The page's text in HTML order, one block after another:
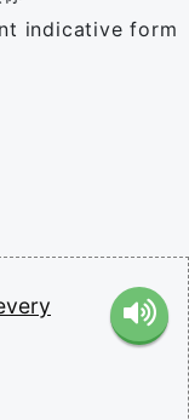
indicative form